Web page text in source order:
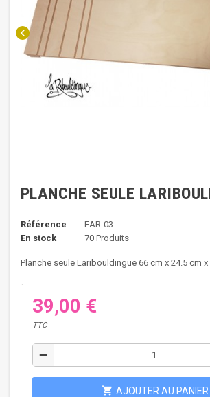
chevron_left
PLANCHE SEULE
Référence
EAR-03
En stock
70 Produits
Planche seule Laribouldingue 66 cm x 24.5 cm x
39,00 €
TTC
remove
shopping_cart AJOUTER AU PANIER